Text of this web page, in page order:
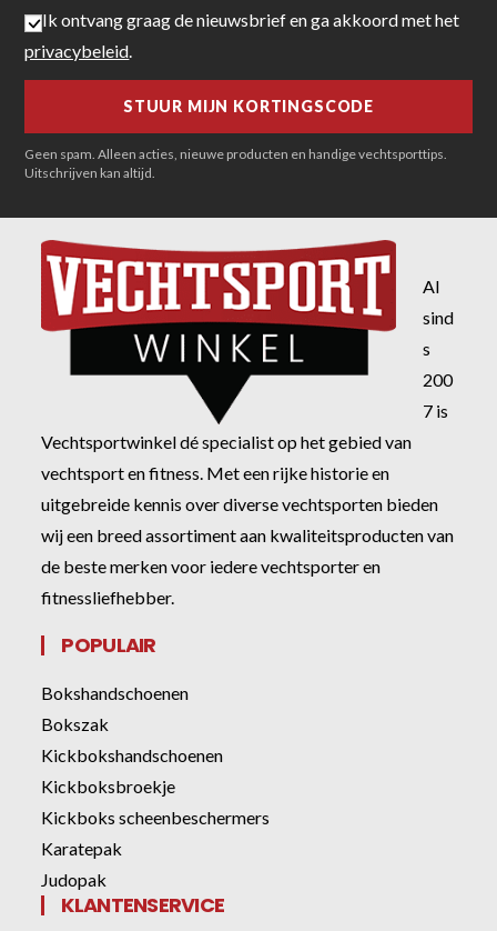
Ik ontvang graag de nieuwsbrief en ga akkoord met het
privacybeleid
Geen spam. Alleen acties, nieuwe producten en handige vechtsporttips.
Uitschrijven kan altijd.
Al
sind
s
200
7 is
Vechtsportwinkel dé specialist op het gebied van
vechtsport en fitness. Met een rijke historie en
uitgebreide kennis over diverse vechtsporten bieden
wij een breed assortiment aan kwaliteitsproducten van
de beste merken voor iedere vechtsporter en
fitnessliefhebber.
POPULAIR
Bokshandschoenen
Bokszak
Kickbokshandschoenen
Kickboksbroekje
Kickboks scheenbeschermers
Karatepak
Judopak
KLANTENSERVICE